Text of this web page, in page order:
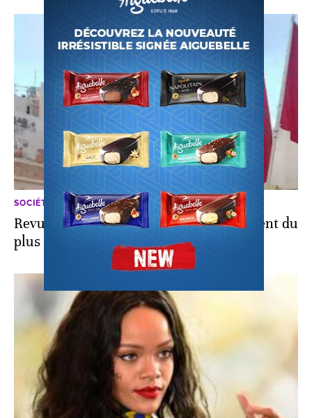
SOCIÉTÉ
Revue du Web: les internautes se moquent du
plus grand caftan du monde